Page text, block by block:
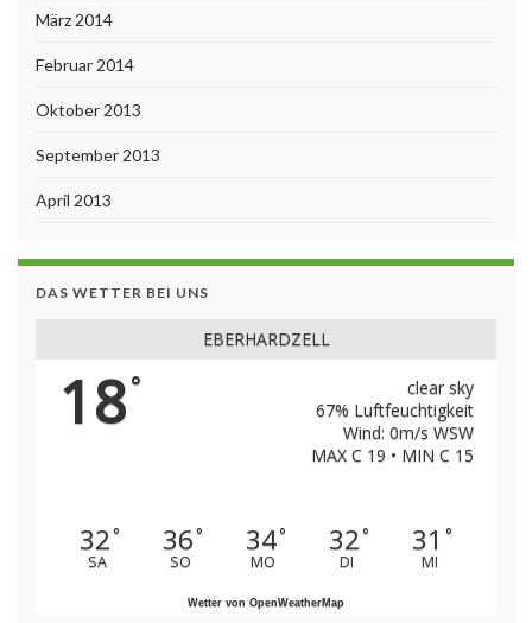
März 2014
Februar 2014
Oktober 2013
September 2013
April 2013
DAS WETTER BEI UNS
EBERHARDZELL
18°
clear sky
67% Luftfeuchtigkeit
Wind: 0m/s WSW
MAX C 19 • MIN C 15
32°
SA
36°
SO
34°
MO
32°
DI
31 °
MI
Wetter von OpenWeatherMap